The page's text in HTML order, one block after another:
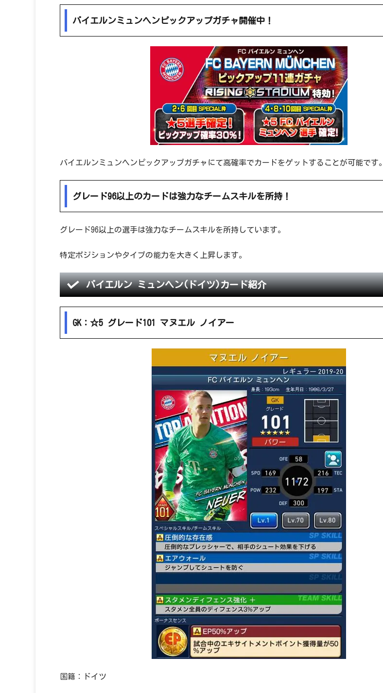
バイエルンミュンヘンピックアップガチャ開催中！
バイエルンミュンヘンピックアップガチャにて高確率でカードをゲットすることが可能です。
グレード96以上のカードは強力なチームスキルを所持！
グレード96以上の選手は強力なチームスキルを所持しています。
特定ポジションやタイプの能力を大きく上昇します。
バイエルン ミュンヘン(ドイツ)カード紹介
GK：☆5 グレード101 マヌエル ノイアー
国籍：ドイツ